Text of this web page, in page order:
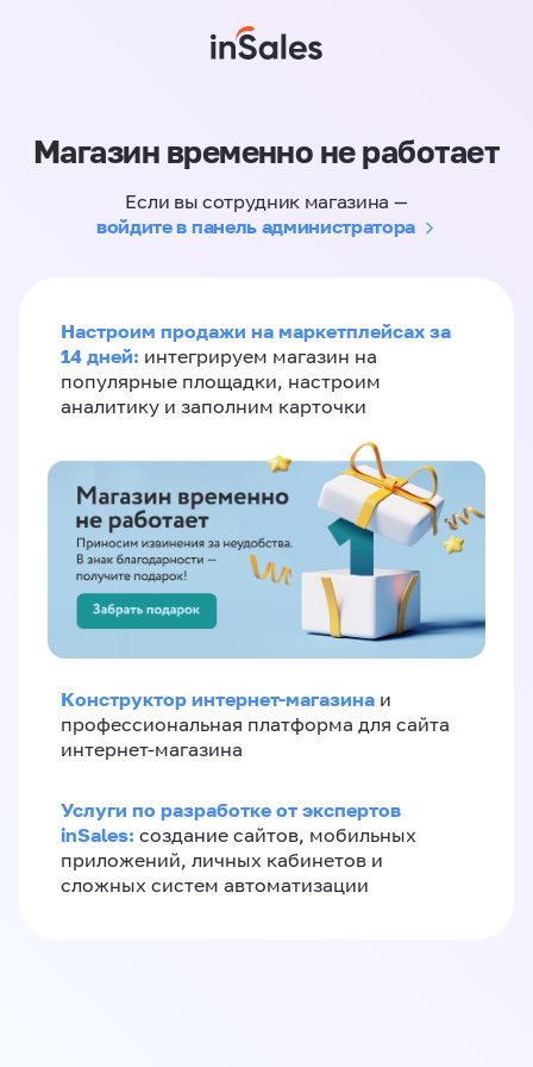
Магазин временно не работает
Если вы сотрудник магазина —
войдите в панель администратора
Настроим продажи на маркетплейсах за
14 дней: интегрируем магазин на
популярные площадки, настроим
аналитику и заполним карточки
Конструктор интернет-магазина и
профессиональная платформа для сайта
интернет-магазина
Услуги по разработке от экспертов
inSales: создание сайтов, мобильных
приложений, личных кабинетов и
сложных систем автоматизации